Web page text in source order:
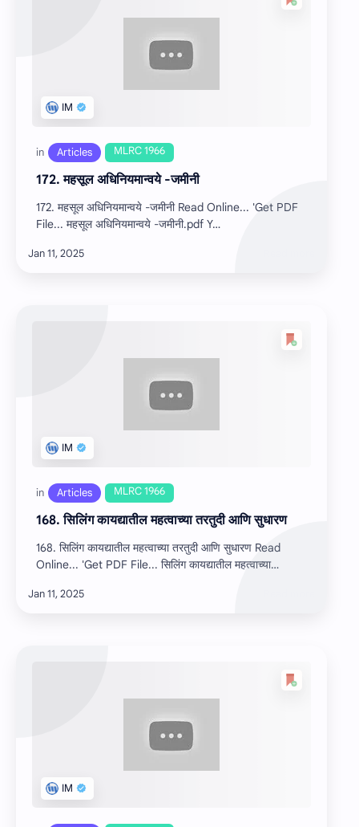
172. महसूल अधिनियमान्वये -जमीनी
172. महसूल अधिनियमान्वये -जमीनी Read Online... 'Get PDF
File... महसूल अधिनियमान्वये -जमीनी.pdf Y…
168. सिलिंग कायद्यातील महत्वाच्या तरतुदी आणि सुधारण
168. सिलिंग कायद्यातील महत्वाच्या तरतुदी आणि सुधारण Read
Online... 'Get PDF File... सिलिंग कायद्यातील महत्वाच्या